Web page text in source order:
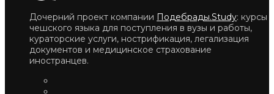
Дочерний проект компании Подебрады.Study: курсы
чешского языка для поступления в вузы и работы,
кураторские услуги, нострификация, легализация
документов и медицинское страхование
иностранцев.